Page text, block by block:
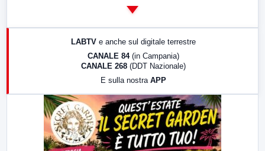
17:00 LabNews (replica)
LabNews (replica)
LABTV e anche sul digitale terrestre
CANALE 84 (in Campania)
CANALE 268 (DDT Nazionale)
E sulla nostra APP